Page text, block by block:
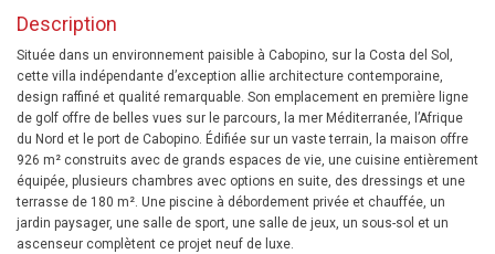
Description
Située dans un environnement paisible à Cabopino, sur la Costa del Sol,
cette villa indépendante d’exception allie architecture contemporaine,
design raffiné et qualité remarquable. Son emplacement en première ligne
de golf offre de belles vues sur le parcours, la mer Méditerranée, l’Afrique
du Nord et le port de Cabopino. Édifiée sur un vaste terrain, la maison offre
926 m² construits avec de grands espaces de vie, une cuisine entièrement
équipée, plusieurs chambres avec options en suite, des dressings et une
terrasse de 180 m². Une piscine à débordement privée et chauffée, un
jardin paysager, une salle de sport, une salle de jeux, un sous-sol et un
ascenseur complètent ce projet neuf de luxe.